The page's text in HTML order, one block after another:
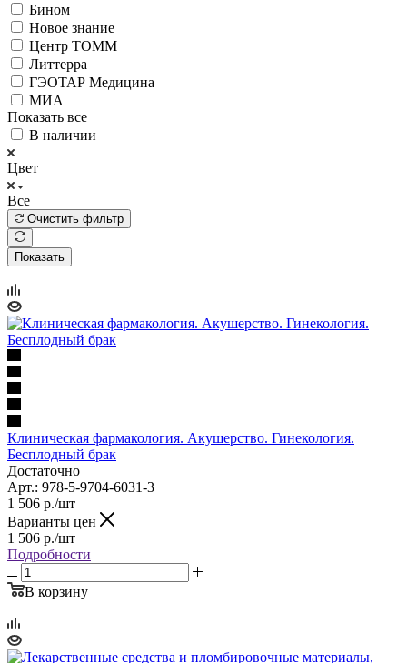
Бином
Новое знание
Центр ТОММ
Литтерра
ГЭОТАР Медицина
МИА
Показать все
В наличии
Цвет
Все
Очистить фильтр
Показать
Клиническая фармакология. Акушерство. Гинекология.
Бесплодный брак
Достаточно
Арт.: 978-5-9704-6031-3
1 506 р./шт
Варианты цен
1 506 р./шт
Подробности
В корзину